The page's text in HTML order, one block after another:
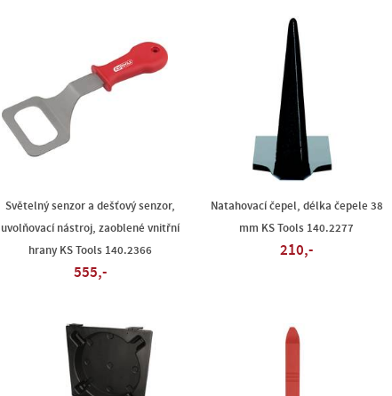
Světelný senzor a dešťový senzor,
uvolňovací nástroj, zaoblené vnitřní
hrany KS Tools 140.2366
555,-
Natahovací čepel, délka čepele 38
mm KS Tools 140.2277
210,-